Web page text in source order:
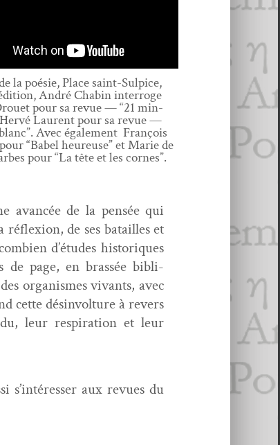
la poésie, Place saint-Sulpice,
André Chabin inter­roge
pour sa revue — “21 min­
Lau­rent pour sa revue —
Avec égale­ment François
“Babel heureuse” et Marie de
pour “La tête et les cornes”.
avancée de la pen­sée qui
réflex­ion, de ses batailles et
d’études his­toriques
de page, en brassée bib­li­
organ­ismes vivants, avec
cette dés­in­vol­ture à revers
leur res­pi­ra­tion et leur
aux revues du